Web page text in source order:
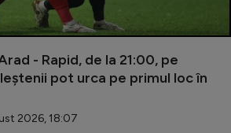
- Rapid, de la 21:00, pe
pot urca pe primul loc în
2026, 18:07